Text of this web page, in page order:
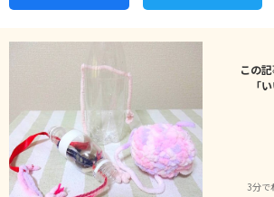
この
「
3分で